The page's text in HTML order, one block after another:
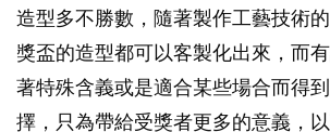
造型多不勝數，隨著製作工藝技術
獎盃的造型都可以客製化出來，而
著特殊含義或是適合某些場合而得
擇，只為帶給受獎者更多的意義，